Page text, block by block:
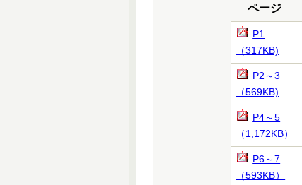
ページ
P1
（317KB)
P2～3
（569KB)
P4～5
（1,172KB）
P6～7
（593KB）